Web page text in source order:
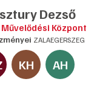
Dezső
Központ
ZALAEGERSZEG
KH
AH